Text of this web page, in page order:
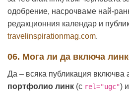
одобрение, насрочваме най-
редакционния календар и
travelinspirationmag.com.
06. Мога ли да включа
Да – всяка публикация включва
портфолио линк (с rel="ugc")